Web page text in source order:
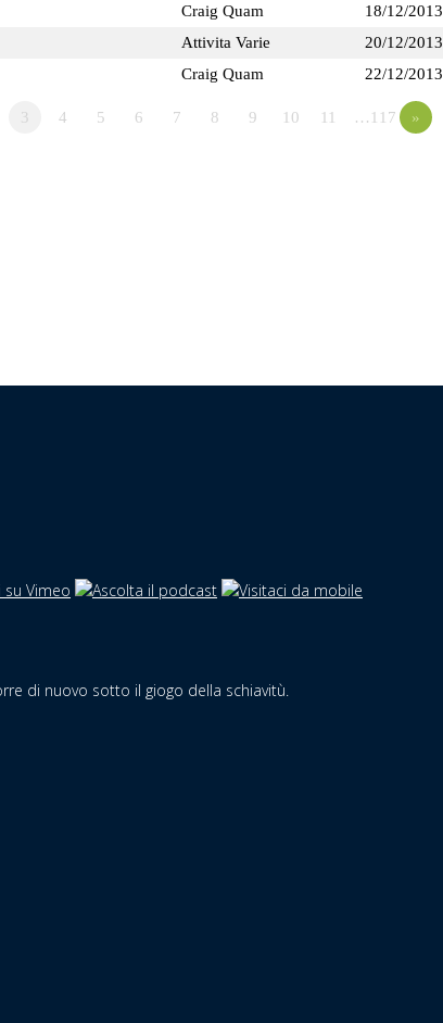
Craig Quam 18/12/2013
Attivita Varie 20/12/2013
Craig Quam 22/12/2013
3 4 5 6 7 8 9 10 11 …117 »
di nuovo sotto il giogo della schiavitù.